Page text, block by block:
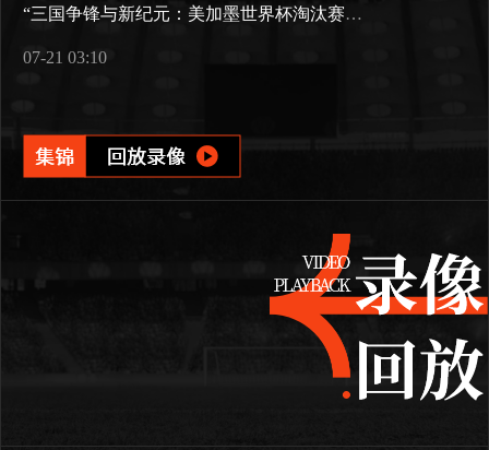
“三国争锋与新纪元：美加墨世界杯淘汰赛版图重构”
07-21 03:10